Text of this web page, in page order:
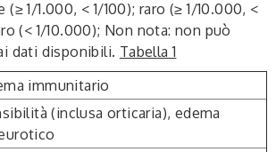
(≥ 1/1.000, < 1/100); raro (≥ 1/10.000, <
(< 1/10.000); Non nota: non può
dati disponibili. Tabella 1
immunitario
(inclusa orticaria), edema